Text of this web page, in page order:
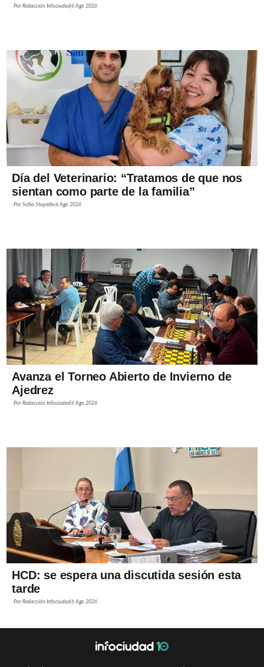
PorRedacción Infociudad6 Ago 2026
Día del Veterinario: “Tratamos de que nos
sientan como parte de la familia”
PorSofía Stupiello6 Ago 2026
Avanza el Torneo Abierto de Invierno de
Ajedrez
PorRedacción Infociudad6 Ago 2026
HCD: se espera una discutida sesión esta
tarde
PorRedacción Infociudad6 Ago 2026